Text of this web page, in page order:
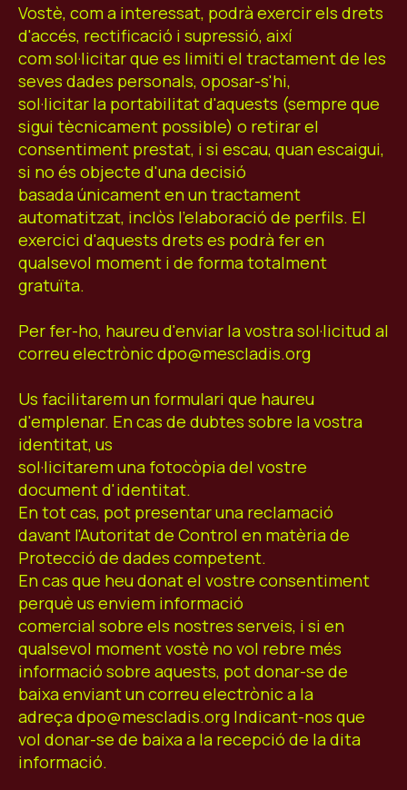
Vostè, com a interessat, podrà exercir els drets
d'accés, rectificació i supressió, així
com sol·licitar que es limiti el tractament de les
seves dades personals, oposar-s'hi,
sol·licitar la portabilitat d'aquests (sempre que
sigui tècnicament possible) o retirar el
consentiment prestat, i si escau, quan escaigui,
si no és objecte d'una decisió
basada únicament en un tractament
automatitzat, inclòs l'elaboració de perfils. El
exercici d'aquests drets es podrà fer en
qualsevol moment i de forma totalment
gratuïta.
Per fer-ho, haureu d'enviar la vostra sol·licitud al
correu electrònic dpo@mescladis.org
Us facilitarem un formulari que haureu
d'emplenar. En cas de dubtes sobre la vostra
identitat, us
sol·licitarem una fotocòpia del vostre
document d'identitat.
En tot cas, pot presentar una reclamació
davant l'Autoritat de Control en matèria de
Protecció de dades competent.
En cas que heu donat el vostre consentiment
perquè us enviem informació
comercial sobre els nostres serveis, i si en
qualsevol moment vostè no vol rebre més
informació sobre aquests, pot donar-se de
baixa enviant un correu electrònic a la
adreça dpo@mescladis.org Indicant-nos que
vol donar-se de baixa a la recepció de la dita
informació.